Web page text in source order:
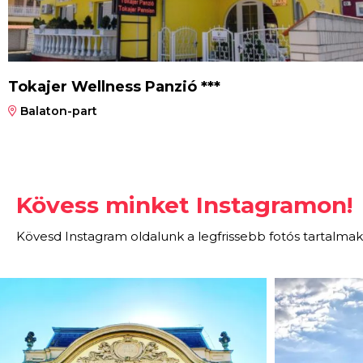
Tokajer Wellness Panzió ***
Balaton-part
Kövess minket Instagramon!
Kövesd Instagram oldalunk a legfrissebb fotós